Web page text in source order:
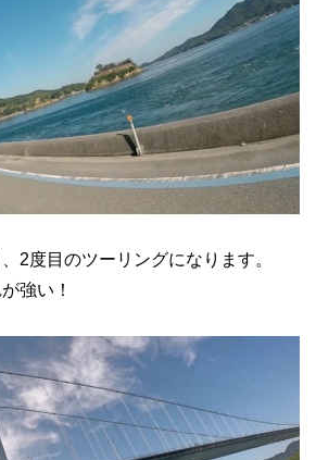
2度目のツーリングになります。
強い！